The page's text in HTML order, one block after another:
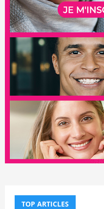
TOP ARTICLES